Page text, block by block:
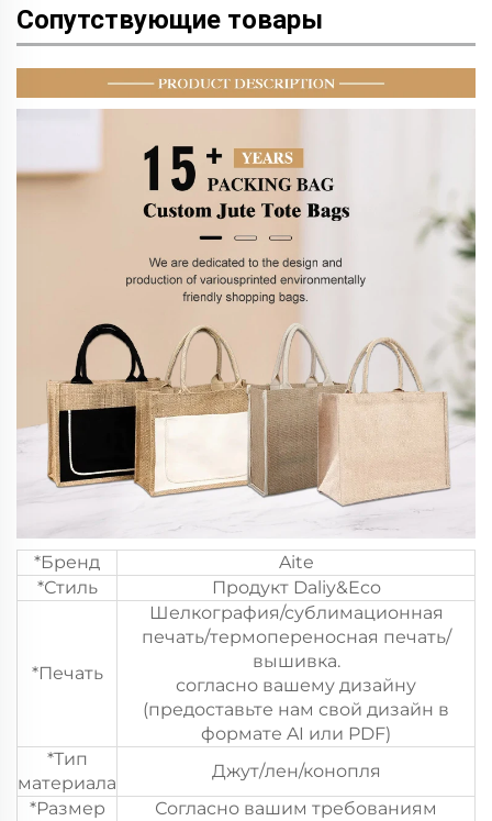
Сопутствующие товары
*Бренд
Aite
*Стиль
Продукт Daliy&Eco
*Печать
Шелкография/сублимационная
печать/термопереносная печать/
вышивка.
согласно вашему дизайну
(предоставьте нам свой дизайн в
формате AI или PDF)
*Тип
материала
Джут/лен/конопля
*Размер
Согласно вашим требованиям